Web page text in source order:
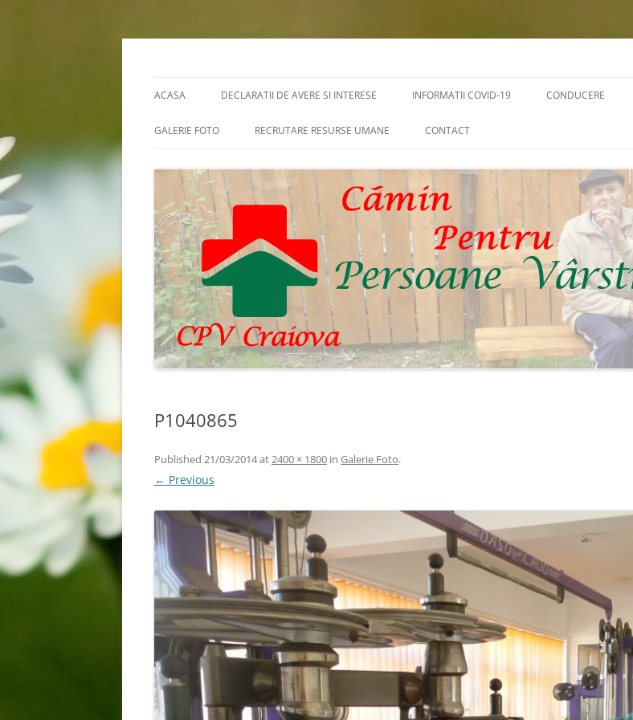
Skip
ACASA DECLARATII DE AVERE SI INTERESE INFORMATII COVID-19 CONDUCERE
GALERIE FOTO RECRUTARE RESURSE UMANE
ARHIVE CONCURSURI
CONTACT
P1040865
Published 21/03/2014at2400 × 1800 in Galerie Foto.
← Previous